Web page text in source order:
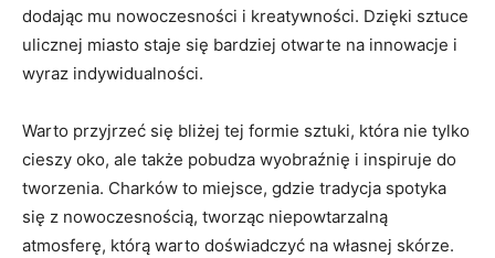
dodając‌ mu nowoczesności i kreatywności. Dzięki sztuce‍
ulicznej miasto staje się bardziej otwarte na ⁤innowacje i
wyraz indywidualności.
Warto przyjrzeć się​ bliżej tej formie ‍sztuki, która nie ‌tylko
cieszy oko, ale także pobudza wyobraźnię i inspiruje do
tworzenia. Charków to miejsce, gdzie tradycja spotyka
⁤się z ‍nowoczesnością, tworząc niepowtarzalną
atmosferę, którą warto doświadczyć na własnej skórze.